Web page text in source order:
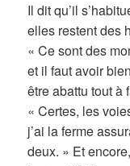
Il dit qu’il
elles restent des
« Ce sont des
et il faut avoir
être abattu tout à
« Certes, les
j’ai la ferme
deux. » Et